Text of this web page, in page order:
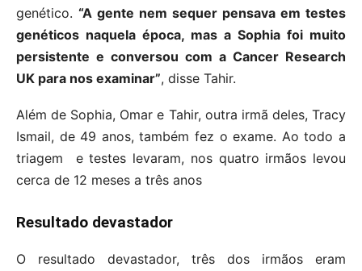
genético. “A gente nem sequer pensava em testes
genéticos naquela época, mas a Sophia foi muito
persistente e conversou com a Cancer Research
UK para nos examinar”, disse Tahir.
Além de Sophia, Omar e Tahir, outra irmã deles, Tracy
Ismail, de 49 anos, também fez o exame. Ao todo a
triagem e testes levaram, nos quatro irmãos levou
cerca de 12 meses a três anos
Resultado devastador
O resultado devastador, três dos irmãos eram